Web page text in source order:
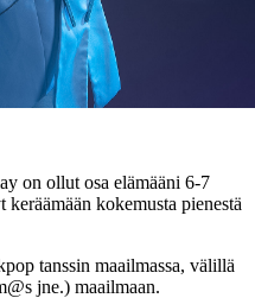
on ollut osa elämääni 6-7
kokemusta pienestä
tanssin maailmassa, välillä
jne.) maailmaan.